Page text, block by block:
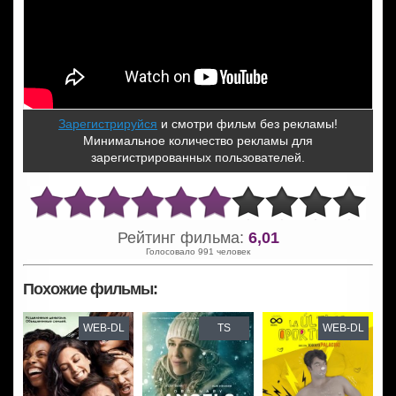
Зарегистрируйся и смотри фильм без рекламы!
Минимальное количество рекламы для
зарегистрированных пользователей.
Рейтинг фильма: 6,01
Голосовало 991 человек
Похожие фильмы:
WEB-DL TS WEB-DL